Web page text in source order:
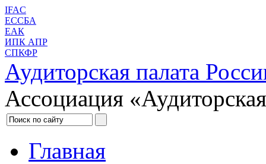
IFAC
ЕССБА
ЕАК
ИПК АПР
СПКФР
Аудиторская палата
Ассоциация
Главная